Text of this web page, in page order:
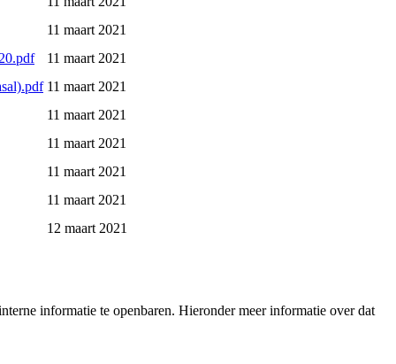
11 maart 2021
11 maart 2021
11 maart 2021
11 maart 2021
11 maart 2021
11 maart 2021
11 maart 2021
12 maart 2021
informatie te openbaren. Hieronder meer informatie over dat